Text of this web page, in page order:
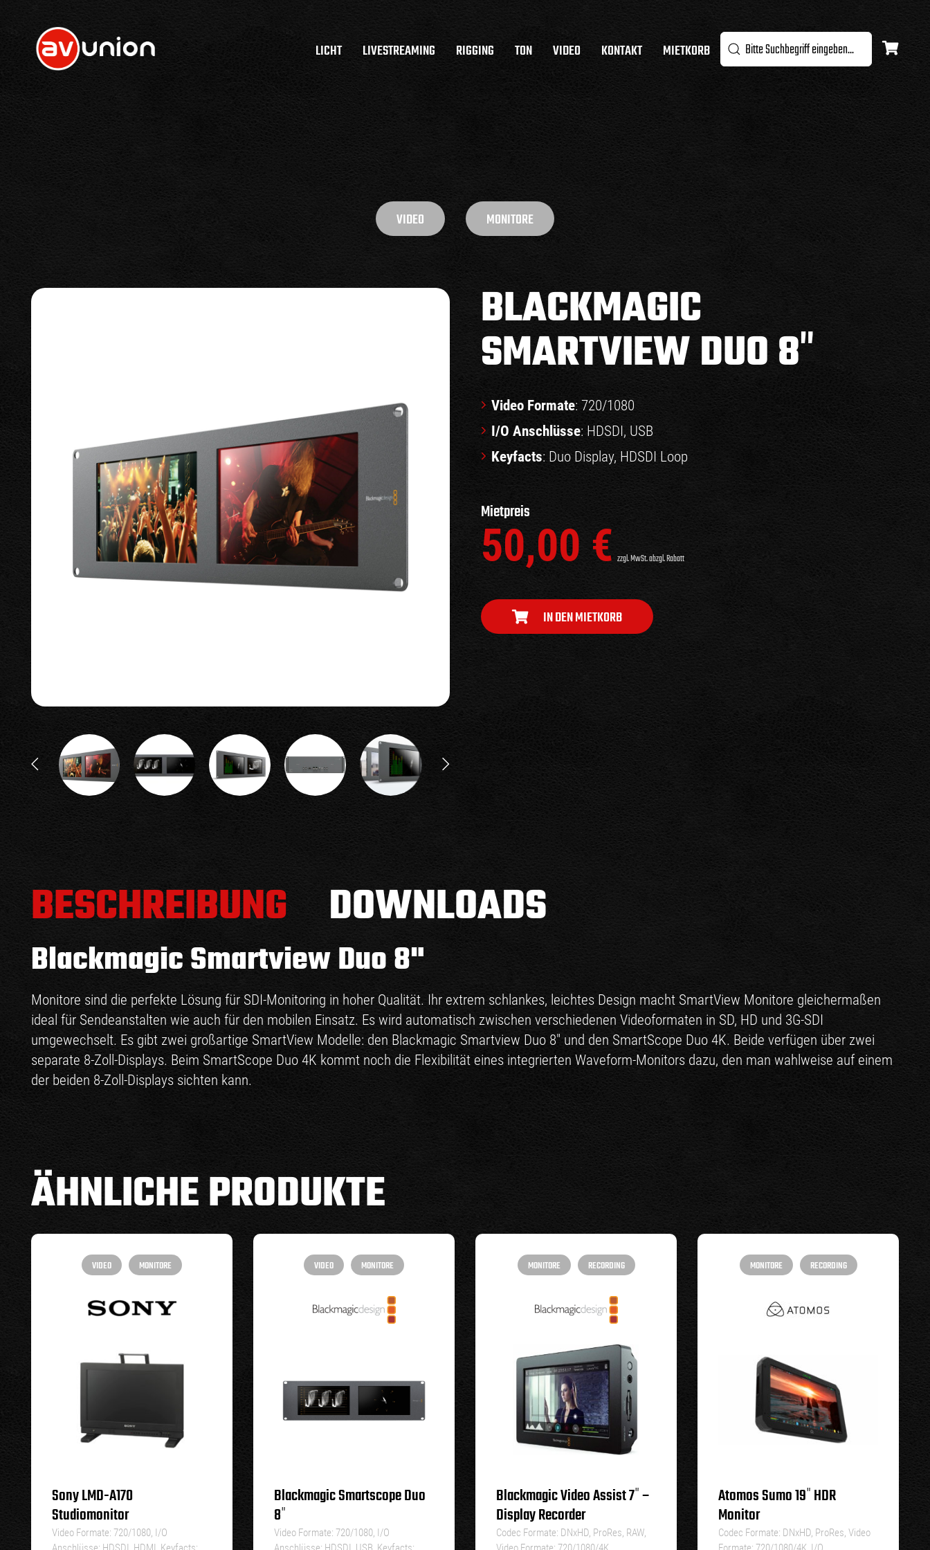
LICHT LIVESTREAMING RIGGING TON VIDEO KONTAKT MIETKORB
VIDEO MONITORE
BLACKMAGIC
SMARTVIEW DUO 8″
Video Formate: 720/1080
I/O Anschlüsse: HDSDI, USB
Keyfacts: Duo Display, HDSDI Loop
Mietpreis
50,00 € zzgl. MwSt. abzgl. Rabatt
IN DEN MIETKORB
BESCHREIBUNG DOWNLOADS
Blackmagic Smartview Duo 8"
Monitore sind die perfekte Lösung für SDI-Monitoring in hoher Qualität. Ihr extrem schlankes, leichtes Design macht SmartView Monitore gleichermaßen
ideal für Sendeanstalten wie auch für den mobilen Einsatz. Es wird automatisch zwischen verschiedenen Videoformaten in SD, HD und 3G-SDI
umgewechselt. Es gibt zwei großartige SmartView Modelle: den Blackmagic Smartview Duo 8" und den SmartScope Duo 4K. Beide verfügen über zwei
separate 8-Zoll-Displays. Beim SmartScope Duo 4K kommt noch die Flexibilität eines integrierten Waveform-Monitors dazu, den man wahlweise auf einem
der beiden 8-Zoll-Displays sichten kann.
ÄHNLICHE PRODUKTE
VIDEO MONITORE
Sony LMD-A170
Studiomonitor
Video Formate: 720/1080, I/O
VIDEO MONITORE
Blackmagic Smartscope Duo
8″
Video Formate: 720/1080, I/O
MONITORE RECORDING
Blackmagic Video Assist 7″ –
Display Recorder
Codec Formate: DNxHD, ProRes, RAW,
MONITORE RECORDING
Atomos Sumo 19″ HDR
Monitor
Codec Formate: DNxHD, ProRes, Video